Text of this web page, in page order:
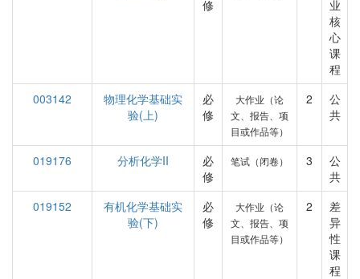
修
业
核
心
课
程
003142
物理化学基础实
验(上)
必
修
大作业（论
文、报告、项
目或作品等）
2
公
共
019176 分析化学II
必
修
笔试（闭卷） 3
公
共
019152
有机化学基础实
验(下)
必
修
大作业（论
文、报告、项
目或作品等）
2
差
异
性
课
程